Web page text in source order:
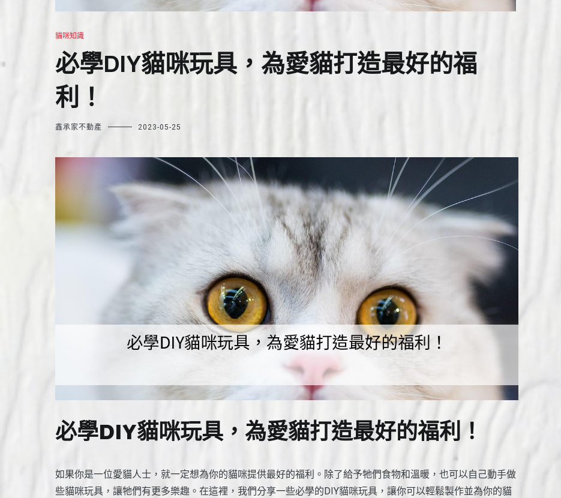
貓咪知識
必學DIY貓咪玩具，為愛貓打造最好的福
利！
鑫承家不動產 2023-05-25
必學DIY貓咪玩具，為愛貓打造最好的福利！
如果你是一位愛貓人士，就一定想為你的貓咪提供最好的福利。除了給予牠們食物和溫暖，也可以自己動手做
些貓咪玩具，讓牠們有更多樂趣。在這裡，我們分享一些必學的DIY貓咪玩具，讓你可以輕鬆製作並為你的貓